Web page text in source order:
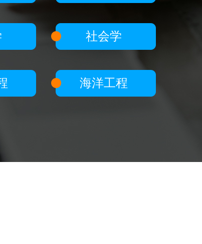
社会学
海洋工程